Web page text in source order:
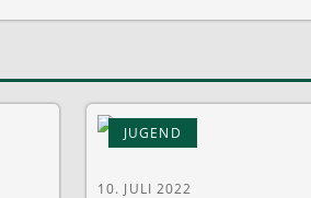
JUGEND
10. JULI 2022